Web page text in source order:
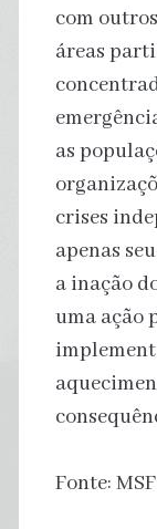
com
áreas
as
crises
apenas
a inação
uma ação
Fonte: MSF